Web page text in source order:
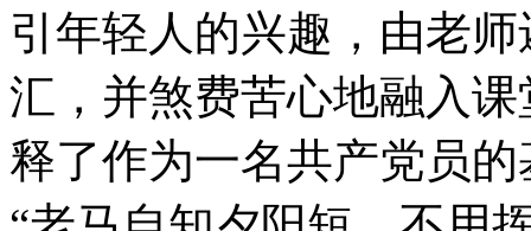
引年轻人的兴趣，由老
汇，并煞费苦心地融入
释了作为一名共产党员